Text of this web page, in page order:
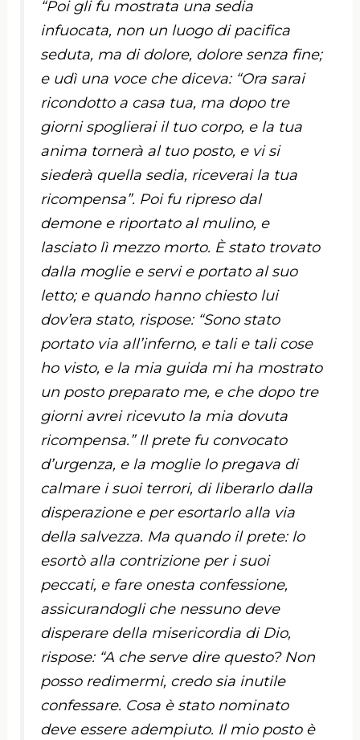
“Poi gli fu mostrata una sedia
infuocata, non un luogo di pacifica
seduta, ma di dolore, dolore senza fine;
e udì una voce che diceva: “Ora sarai
ricondotto a casa tua, ma dopo tre
giorni spoglierai il tuo corpo, e la tua
anima tornerà al tuo posto, e vi si
siederà quella sedia, riceverai la tua
ricompensa”. Poi fu ripreso dal
demone e riportato al mulino, e
lasciato lì mezzo morto. È stato trovato
dalla moglie e servi e portato al suo
letto; e quando hanno chiesto lui
dov’era stato, rispose: “Sono stato
portato via all’inferno, e tali e tali cose
ho visto, e la mia guida mi ha mostrato
un posto preparato me, e che dopo tre
giorni avrei ricevuto la mia dovuta
ricompensa.” Il prete fu convocato
d’urgenza, e la moglie lo pregava di
calmare i suoi terrori, di liberarlo dalla
disperazione e per esortarlo alla via
della salvezza. Ma quando il prete: lo
esortò alla contrizione per i suoi
peccati, e fare onesta confessione,
assicurandogli che nessuno deve
disperare della misericordia di Dio,
rispose: “A che serve dire questo? Non
posso redimermi, credo sia inutile
confessare. Cosa è stato nominato
deve essere adempiuto. Il mio posto è